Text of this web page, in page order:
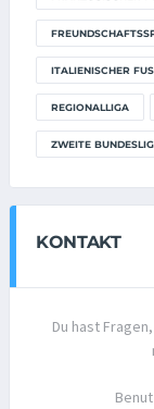
ITALIENISCHER
REGIONALLIGA
ZWEITE
KONTAKT
Du hast